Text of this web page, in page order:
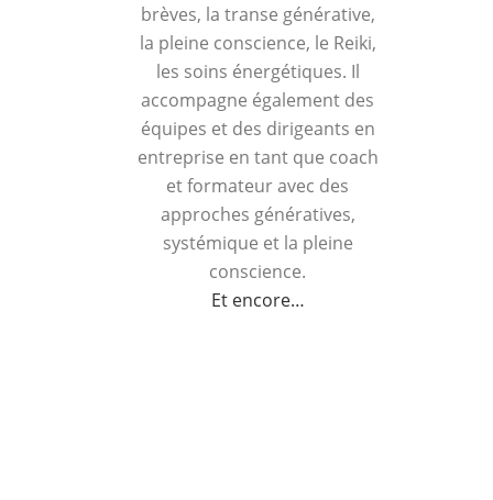
brèves, la transe générative,
la pleine conscience, le Reiki,
les soins énergétiques. Il
accompagne également des
équipes et des dirigeants en
entreprise en tant que coach
et formateur avec des
approches génératives,
systémique et la pleine
conscience.
Et encore…